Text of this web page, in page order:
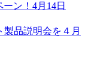
ン！4月14日
品説明会を４月